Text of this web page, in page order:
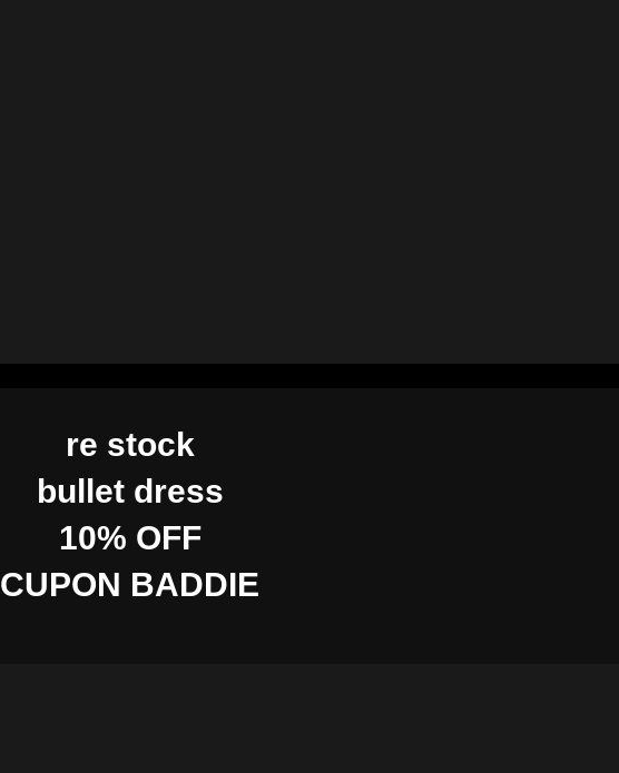
re stock
bullet dress
10% OFF
CUPON BADDIE